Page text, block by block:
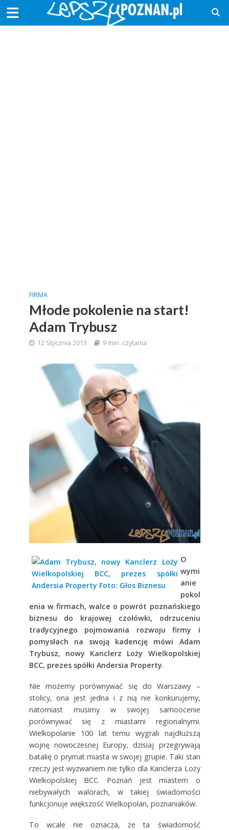
FIRMA
Młode pokolenie na start!
Adam Trybusz
12 Stycznia 2013 9 min. czytania
O
wymi
anie
pokol
enia w firmach, walce o powrót poznańskiego
biznesu do krajowej czołówki, odrzuceniu
tradycyjnego pojmowania rozwoju firmy i
pomysłach na swoją kadencję mówi Adam
Trybusz, nowy Kanclerz Loży Wielkopolskiej
BCC, prezes spółki Andersia Property.
Nie możemy porównywać się do Warszawy –
stolicy, ona jest jedna i z nią nie konkurujemy,
natomiast musimy w swojej samoocenie
porównywać się z miastami regionalnymi.
Wielkopolanie 100 lat temu wygrali najdłuższą
wojnę nowoczesnej Europy, dzisiaj przegrywają
batalię o prymat miasta w swojej grupie. Taki stan
rzeczy jest wyzwaniem nie tylko dla Kanclerza Loży
Wielkopolskiej BCC. Poznań jest miastem o
niebywałych walorach, w takiej świadomości
funkcjonuje większość Wielkopolan, poznaniaków.
To wcale nie oznacza, że ta świadomość